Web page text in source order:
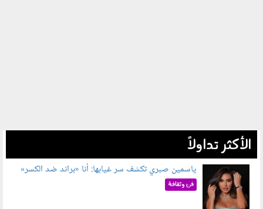
الأكثر تداولاً
050802.jpg
ياسمين صبري تكشف سر غيابها: أنا «براند ضد الكسر»
فن وثقافة